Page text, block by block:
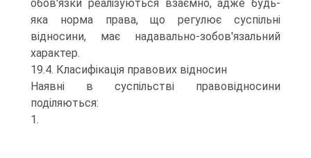
обов'язки реалізуються взаємно, адже будь-
яка норма права, що регулює суспільні
відносини, має надавально-зобов'язальний
характер.
19.4. Класифікація правових відносин
Наявні в суспільстві правовідносини
поділяються:
1.